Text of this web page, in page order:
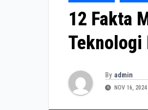
12 Fakta
Teknologi
By admin
NOV 16, 2024